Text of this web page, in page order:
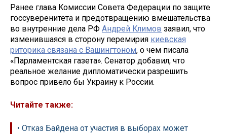
Ранее глава Комиссии Совета Федерации по защите
госсуверенитета и предотвращению вмешательства
во внутренние дела РФ Андрей Климов заявил, что
изменившаяся в сторону перемирия киевская
риторика связана с Вашингтоном, о чем писала
«Парламентская газета». Сенатор добавил, что
реальное желание дипломатически разрешить
вопрос привело бы Украину к России.
Читайте также:
• Отказ Байдена от участия в выборах может